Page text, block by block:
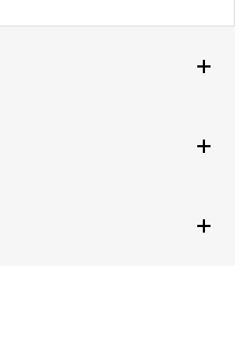
DE TIGE : 4,5" / HAUTEUR